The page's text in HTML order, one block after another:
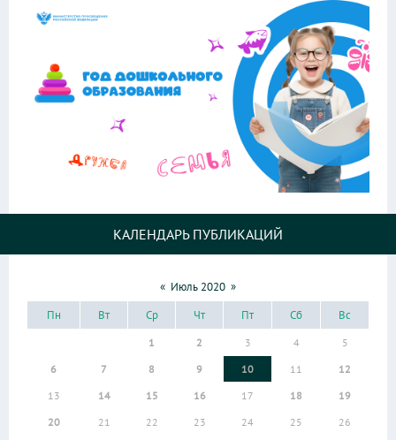
КАЛЕНДАРЬ ПУБЛИКАЦИЙ
« Июль 2020 »
Пн
Вт Ср Чт Пт Сб Вс
1 2 3 4
5
6
7 8 9 10 11
12
13
14 15 16 17 18
19
20
21 22 23 24 25 26